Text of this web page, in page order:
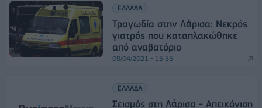
ΕΛΛΑΔΑ
Τραγωδία στην Λάρισα: Νεκρός
γιατρός που καταπλακώθηκε
από αναβατόριο
09/04/2021 - 15:55
ΕΛΛΑΔΑ
Σεισμός στη Λάρισα - Απεικόνιση